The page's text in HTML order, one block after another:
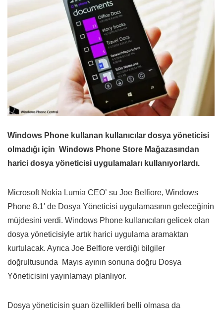
Windows Phone kullanan kullanıcılar dosya yöneticisi
olmadığı için Windows Phone Store Mağazasından
harici dosya yöneticisi uygulamaları kullanıyorlardı.
Microsoft Nokia Lumia CEO’ su Joe Belfiore, Windows
Phone 8.1′ de Dosya Yöneticisi uygulamasının geleceğinin
müjdesini verdi. Windows Phone kullanıcıları gelicek olan
dosya yöneticisiyle artık harici uygulama aramaktan
kurtulacak. Ayrıca Joe Belfiore verdiği bilgiler
doğrultusunda Mayıs ayının sonuna doğru Dosya
Yöneticisini yayınlamayı planlıyor.
Dosya yöneticisin şuan özellikleri belli olmasa da